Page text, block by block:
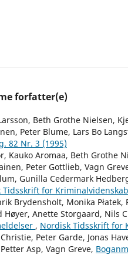
forfatter(e)
Beth Grothe Nielsen,
Peter Blume, Lars Bo
82 Nr. 3 (1995)
Kauko Aromaa, Beth Grothe
Peter Gottlieb, Vagn
Gunilla Cedermark
Tidsskrift for
Brydensholt, Monika
Anette Storgaard, Nils
, Nordisk Tidsskrift for
Peter Garde, Jonas
Asp, Vagn Greve,